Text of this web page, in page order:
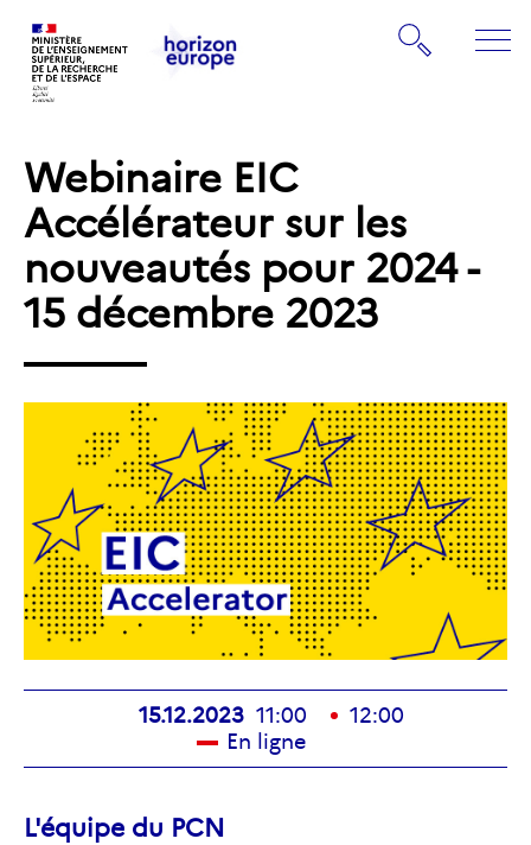
la
page
d'accueil
page
d'accueil
Rechercher
Webinaire EIC
Accélérateur sur les
nouveautés pour 2024 -
15 décembre 2023
15.12.2023 11:00
12:00
En ligne
L'équipe du PCN